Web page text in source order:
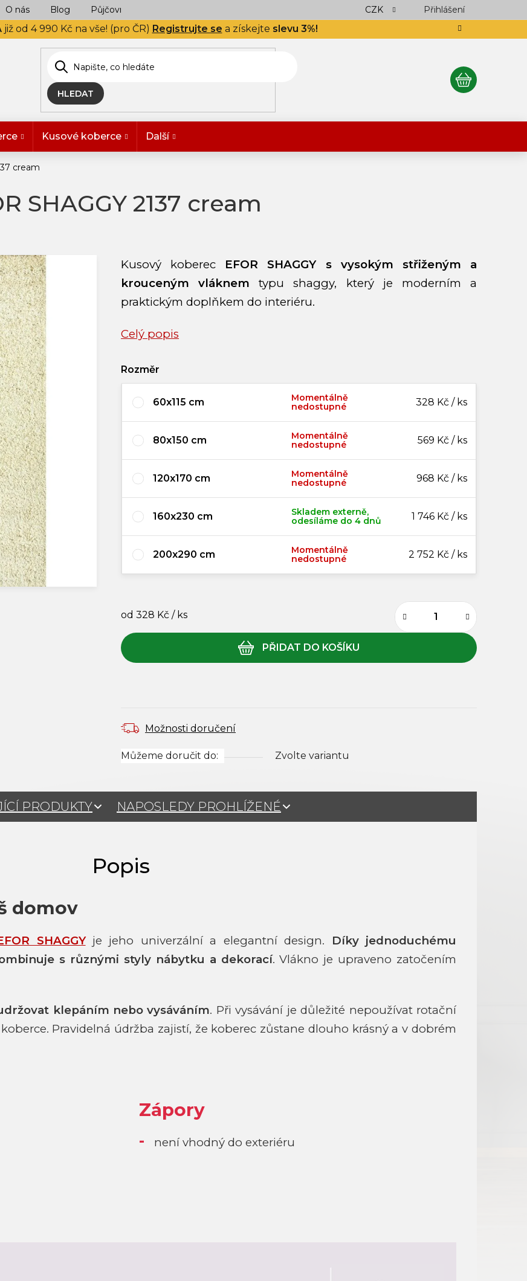
již od 4 990 Kč na vše! (pro ČR) Registrujte se a získejte slevu 3%!
O nás Blog Půjčovna Podlahář až domů Výkup návinek
CZK Přihlášení
HLEDAT NÁKUPNÍ
KOŠÍK
Kusové koberce Další
cream
SHAGGY 2137 cream
Kusový koberec EFOR SHAGGY
s vysokým střiženým a
krouceným vláknem typu shaggy, který je moderním a
praktickým doplňkem do interiéru.
Celý popis
Můžeme doručit do: Zvolte variantu
Rozměr
60x115 cm
Momentálně
nedostupné
328 Kč / ks
80x150 cm
Momentálně
nedostupné
569 Kč / ks
120x170 cm
Momentálně
nedostupné
968 Kč / ks
160x230 cm
Skladem externě,
odesíláme do 4 dnů
1 746 Kč / ks
200x290 cm
Momentálně
nedostupné
2 752 Kč / ks
od 328 Kč / ks
Možnosti doručení
PRODUKTY NAPOSLEDY PROHLÍŽENÉ
domov
SHAGGYje jeho univerzální a elegantní design.
Díky jednoduchému
s různými styly nábytku a dekorací. Vlákno je upraveno zatočením
klepáním nebo vysáváním. Při vysávání je důležité nepoužívat rotační
Pravidelná údržba zajistí, že koberec zůstane dlouho krásný a v dobrém
Zápory
není vhodný do exteriéru